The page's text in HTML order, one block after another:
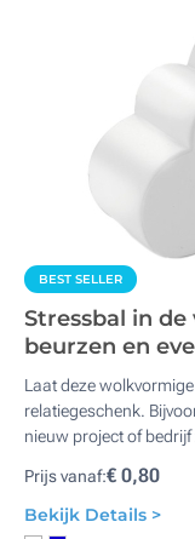
BEST SELLER
Stressbal in
beurzen en
Laat deze
relatiegeschenk.
nieuw project of bedrijf
Prijs vanaf:€ 0,80
Bekijk Details >